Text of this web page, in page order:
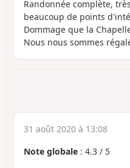
Randonnée complète,
beaucoup de points
Dommage que la
Nous nous sommes
31 août 2020 à 13:08
Note globale : 4.3 / 5